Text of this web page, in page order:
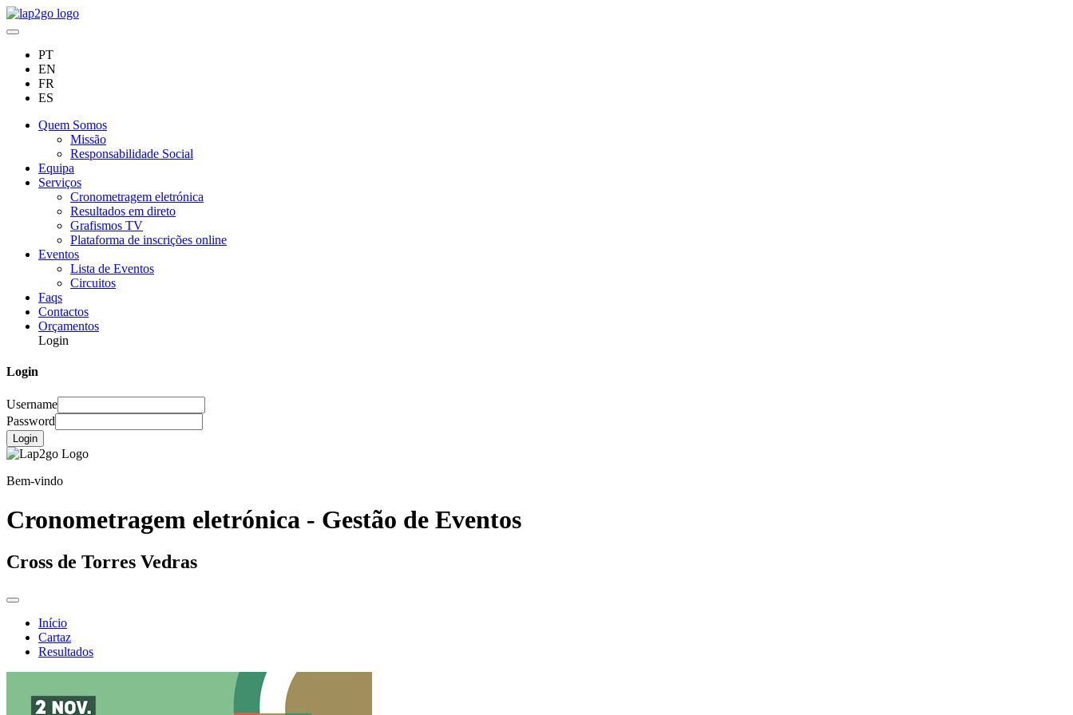
PT
EN
FR
ES
Quem Somos
Missão
Responsabilidade Social
Equipa
Serviços
Cronometragem eletrónica
Resultados em direto
Grafismos TV
Plataforma de inscrições online
Eventos
Lista de Eventos
Circuitos
Faqs
Contactos
Orçamentos
Login
Login
Username
Password
Login
Bem-vindo
Cronometragem eletrónica - Gestão de Eventos
Cross de Torres Vedras
Início
Cartaz
Resultados